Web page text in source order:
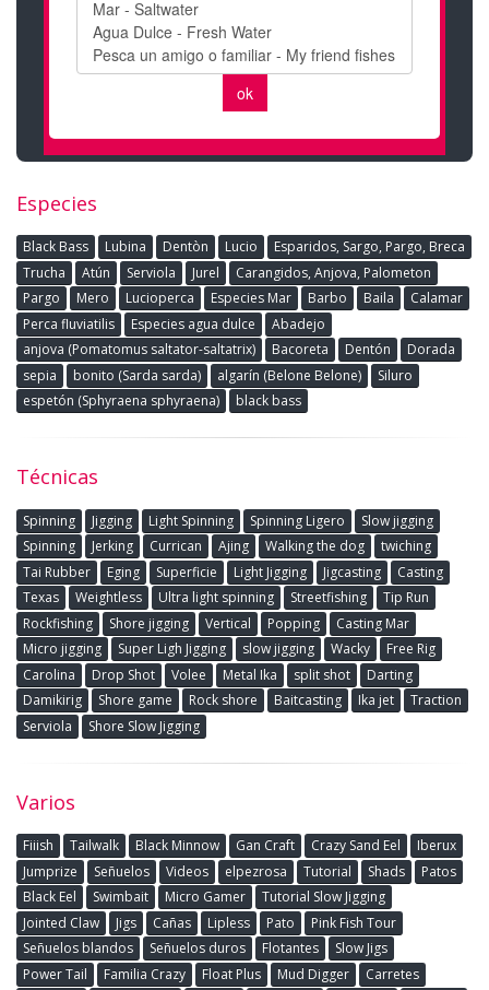
Especies
Black Bass Lubina Dentòn Lucio
Esparidos, Sargo, Pargo, Breca
Trucha
Atún Serviola Jurel
Carangidos, Anjova, Palometon
Pargo
Mero Lucioperca Especies Mar Barbo Baila
Calamar
Perca fluviatilis
Especies agua dulce
Abadejo
anjova (Pomatomus saltator-saltatrix)
Bacoreta Dentón
Dorada
sepia
bonito (Sarda sarda) algarín (Belone Belone)
Siluro
espetón (Sphyraena sphyraena)
black bass
Técnicas
Spinning Jigging Light Spinning Spinning Ligero
Slow jigging
Spinning
Jerking Currican Ajing Walking the dog
twiching
Tai Rubber
Eging Superficie Light Jigging Jigcasting
Casting
Texas
Weightless Ultra light spinning Streetfishing
Tip Run
Rockfishing
Shore jigging Vertical Popping
Casting Mar
Micro jigging
Super Ligh Jigging slow jigging Wacky
Free Rig
Carolina
Drop Shot Volee Metal Ika split shot
Darting
Damikirig
Shore game Rock shore Baitcasting Ika jet
Traction
Serviola
Shore Slow Jigging
Varios
Fiiish Tailwalk Black Minnow Gan Craft Crazy Sand Eel
Iberux
Jumprize
Señuelos Videos elpezrosa Tutorial Shads
Patos
Black Eel
Swimbait Micro Gamer
Tutorial Slow Jigging
Jointed Claw
Jigs Cañas Lipless Pato
Pink Fish Tour
Señuelos blandos
Señuelos duros Flotantes
Slow Jigs
Power Tail
Familia Crazy Float Plus Mud Digger
Carretes